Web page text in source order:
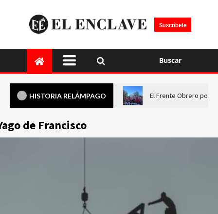
Suscríbete
Buscar
HISTORIA RELÁMPAGO El Frente Obrero pone
de Francisco